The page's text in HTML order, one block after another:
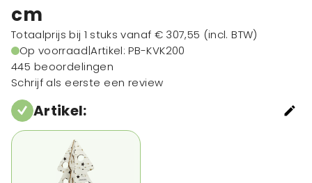
cm
Totaalprijs bij 1 stuks vanaf € 307,55 (incl. BTW)
Op voorraad|Artikel: PB-KVK200
445 beoordelingen
Schrijf als eerste een review
Artikel: